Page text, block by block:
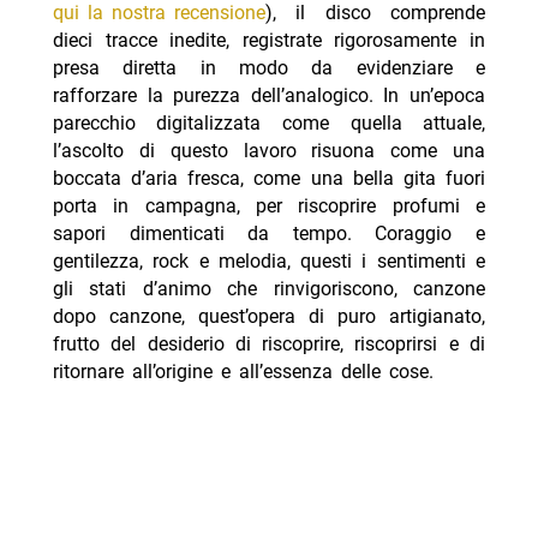
qui la nostra recensione), il disco comprende
dieci tracce inedite, registrate rigorosamente in
presa diretta in modo da evidenziare e
rafforzare la purezza dell’analogico. In un’epoca
parecchio digitalizzata come quella attuale,
l’ascolto di questo lavoro risuona come una
boccata d’aria fresca, come una bella gita fuori
porta in campagna, per riscoprire profumi e
sapori dimenticati da tempo. Coraggio e
gentilezza, rock e melodia, questi i sentimenti e
gli stati d’animo che rinvigoriscono, canzone
dopo canzone, quest’opera di puro artigianato,
frutto del desiderio di riscoprire, riscoprirsi e di
ritornare all’origine e all’essenza delle cose.